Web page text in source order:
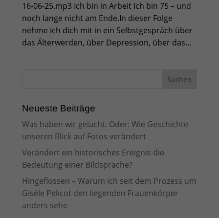
16-06-25.mp3 Ich bin in Arbeit Ich bin 75 – und
noch lange nicht am Ende.In dieser Folge
nehme ich dich mit in ein Selbstgespräch über
das Älterwerden, über Depression, über das...
Neueste Beiträge
Was haben wir gelacht. Oder: Wie Geschichte
unseren Blick auf Fotos verändert
Verändert ein historisches Ereignis die
Bedeutung einer Bildsprache?
Hingeflossen – Warum ich seit dem Prozess um
Gisèle Pelicot den liegenden Frauenkörper
anders sehe